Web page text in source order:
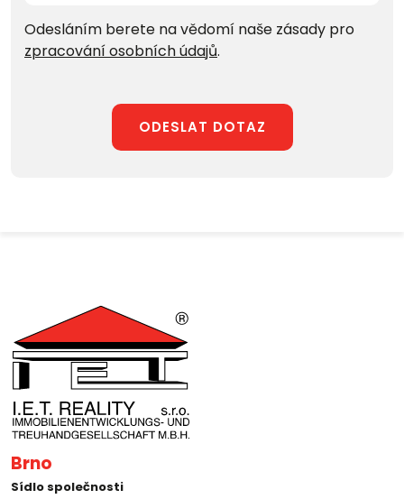
Odesláním berete na vědomí naše zásady pro
zpracování osobních údajů.
ODESLAT DOTAZ
Brno
Sídlo společnosti